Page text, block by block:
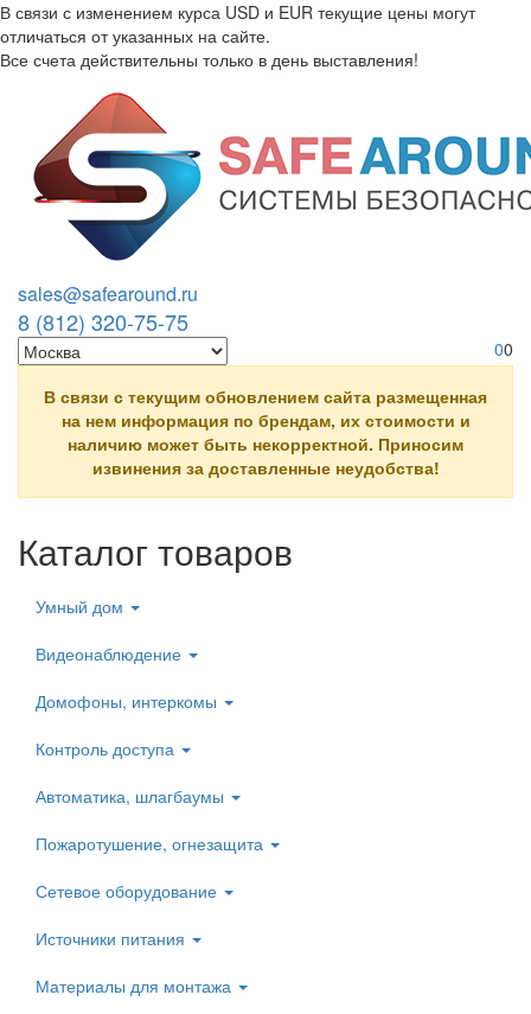
В связи с изменением курса USD и EUR текущие цены могут
отличаться от указанных на сайте.
Все счета действительны только в день выставления!
sales@safearound.ru
8 (812) 320-75-75
0
0
В связи с текущим обновлением сайта размещенная
на нем информация по брендам, их стоимости и
наличию может быть некорректной. Приносим
извинения за доставленные неудобства!
Каталог товаров
Умный дом
Видеонаблюдение
Домофоны, интеркомы
Контроль доступа
Автоматика, шлагбаумы
Пожаротушение, огнезащита
Сетевое оборудование
Источники питания
Материалы для монтажа